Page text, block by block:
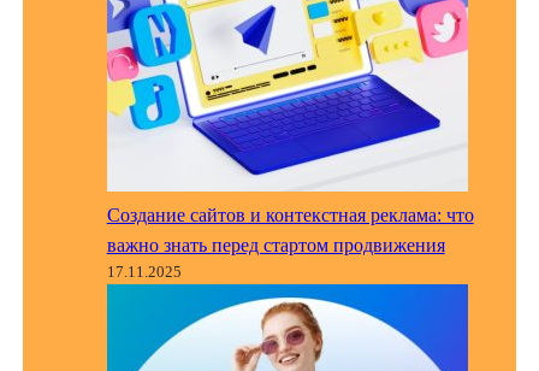
Создание сайтов и контекстная реклама: что
важно знать перед стартом продвижения
17.11.2025